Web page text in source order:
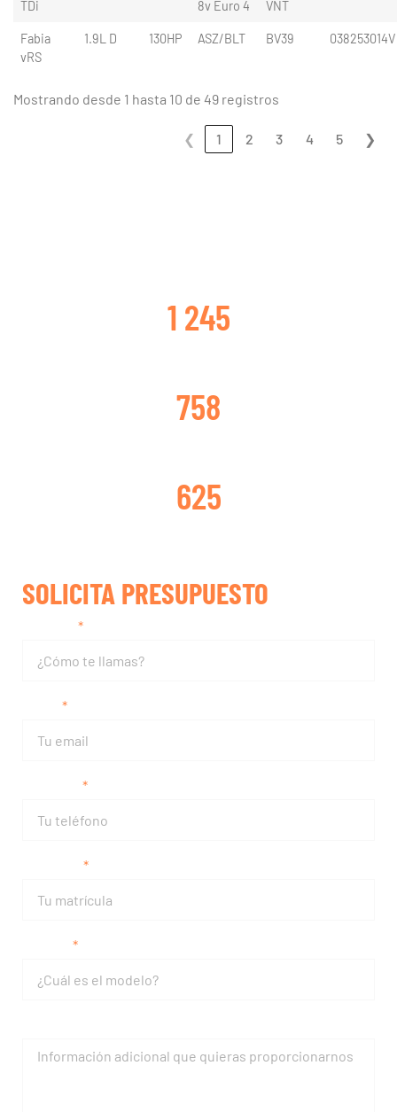
TDi 8v Euro 4 VNT
Fabia
vRS
1.9L D 130HP ASZ/BLT BV39 038253014V
Mostrando desde 1 hasta 10 de 49 registros
❮ 1 2 3 4 5 ❯
SOLICITA PRESUPUESTO
1 245
758
625